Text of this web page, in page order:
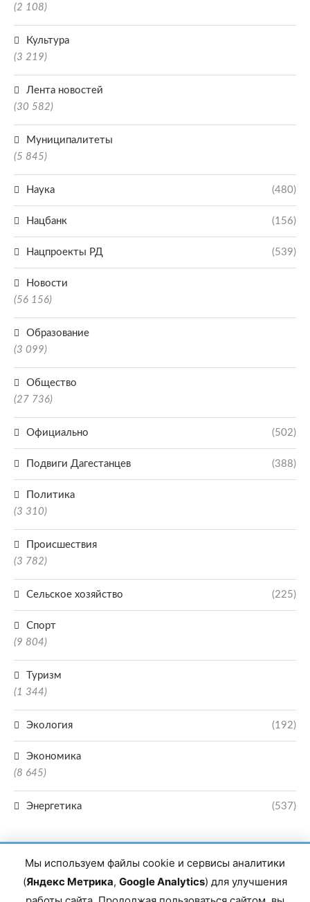
(2 108)
Культура
(3 219)
Лента новостей
(30 582)
Муниципалитеты
(5 845)
Наука (480)
Нацбанк (156)
Нацпроекты РД (539)
Новости
(56 156)
Образование
(3 099)
Общество
(27 736)
Официально (502)
Подвиги Дагестанцев (388)
Политика
(3 310)
Происшествия
(3 782)
Сельское хозяйство (225)
Спорт
(9 804)
Туризм
(1 344)
Экология (192)
Экономика
(8 645)
Энергетика (537)
Мы используем файлы cookie и сервисы аналитики
(Яндекс Метрика, Google Analytics) для улучшения